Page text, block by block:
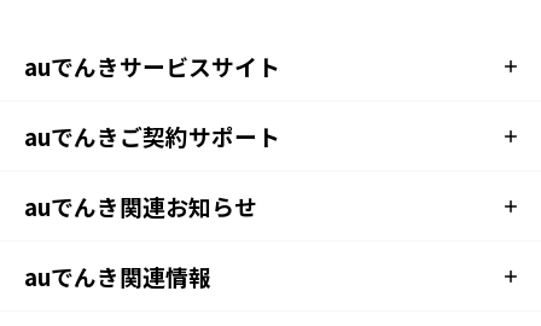
auでんきサービスサイト
auでんきご契約サポート
auでんき関連お知らせ
auでんき関連情報